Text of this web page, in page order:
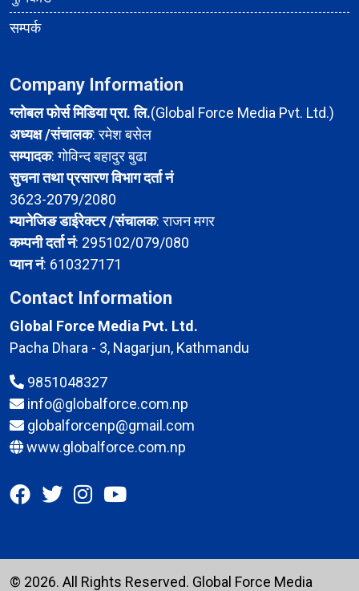
सम्पर्क
Company Information
ग्लोबल फोर्स मिडिया प्रा. लि.(Global Force Media Pvt. Ltd.)
अध्यक्ष /संचालक: रमेश बसेल
सम्पादक: गोविन्द बहादुर बुढा
सुचना तथा प्रसारण विभाग दर्ता नं
3623-2079/2080
म्यानेजिङ डाईरेक्टर /संचालक: राजन मगर
कम्पनी दर्ता नं: 295102/079/080
प्यान नं: 610327171
Contact Information
Global Force Media Pvt. Ltd.
Pacha Dhara - 3, Nagarjun, Kathmandu
9851048327
info@globalforce.com.np
globalforcenp@gmail.com
www.globalforce.com.np
© 2026. All Rights Reserved. Global Force Media